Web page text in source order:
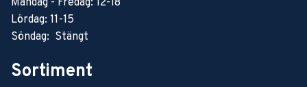
Lördag: 11-15
Söndag: Stängt
Sortiment